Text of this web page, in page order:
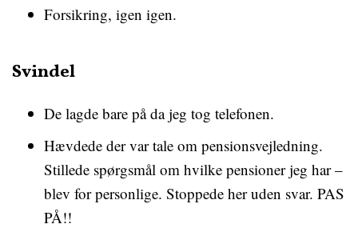
Forsikring, igen igen.
Svindel
De lagde bare på da jeg tog telefonen.
Hævdede der var tale om pensionsvejledning.
Stillede spørgsmål om hvilke pensioner jeg har –
blev for personlige. Stoppede her uden svar. PAS
PÅ!!